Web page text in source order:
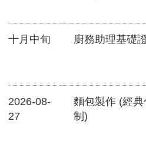
十月中旬 廚務助理基礎
2026-08-
27
麵包製作 (經
制)